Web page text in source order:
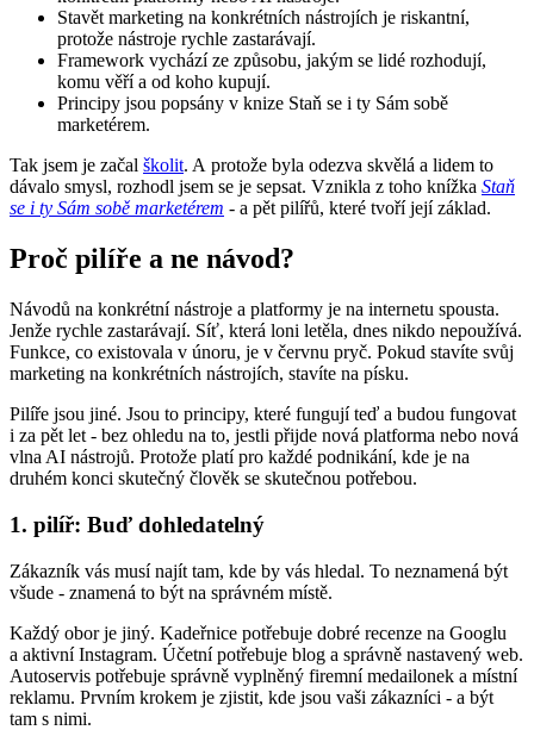
Stavět marketing na konkrétních nástrojích je riskantní,
protože nástroje rychle zastarávají.
Framework vychází ze způsobu, jakým se lidé rozhodují,
komu věří a od koho kupují.
Principy jsou popsány v knize Staň se i ty Sám sobě
marketérem.
Tak jsem je začal školit. A protože byla odezva skvělá a lidem to
dávalo smysl, rozhodl jsem se je sepsat. Vznikla z toho knížka Staň
se i ty Sám sobě marketérem - a pět pilířů, které tvoří její základ.
Proč pilíře a ne návod?
Návodů na konkrétní nástroje a platformy je na internetu spousta.
Jenže rychle zastarávají. Síť, která loni letěla, dnes nikdo nepoužívá.
Funkce, co existovala v únoru, je v červnu pryč. Pokud stavíte svůj
marketing na konkrétních nástrojích, stavíte na písku.
Pilíře jsou jiné. Jsou to principy, které fungují teď a budou fungovat
i za pět let - bez ohledu na to, jestli přijde nová platforma nebo nová
vlna AI nástrojů. Protože platí pro každé podnikání, kde je na
druhém konci skutečný člověk se skutečnou potřebou.
1. pilíř: Buď dohledatelný
Zákazník vás musí najít tam, kde by vás hledal. To neznamená být
všude - znamená to být na správném místě.
Každý obor je jiný. Kadeřnice potřebuje dobré recenze na Googlu
a aktivní Instagram. Účetní potřebuje blog a správně nastavený web.
Autoservis potřebuje správně vyplněný firemní medailonek a místní
reklamu. Prvním krokem je zjistit, kde jsou vaši zákazníci - a být
tam s nimi.